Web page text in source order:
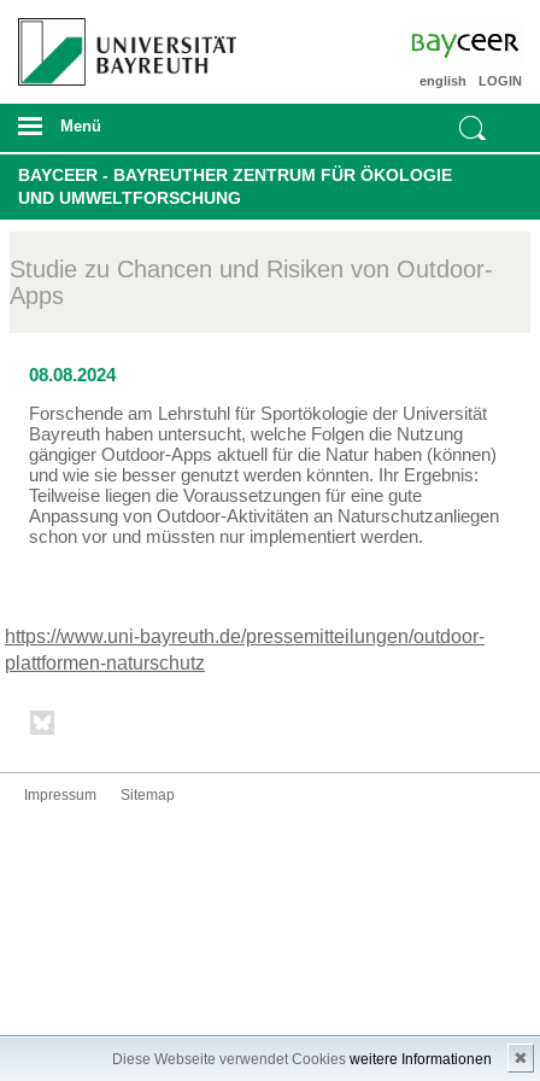
Diese Webseite verwendet Cookies weitere Informationen ✖
LOGIN
english
Menü
BAYCEER - BAYREUTHER ZENTRUM FÜR ÖKOLOGIE
UND UMWELTFORSCHUNG
Studie zu Chancen und Risiken von Outdoor-
Apps
08.08.2024
Forschende am Lehrstuhl für Sportökologie der Universität
Bayreuth haben untersucht, welche Folgen die Nutzung
gängiger Outdoor-Apps aktuell für die Natur haben (können)
und wie sie besser genutzt werden könnten. Ihr Ergebnis:
Teilweise liegen die Voraussetzungen für eine gute
Anpassung von Outdoor-Aktivitäten an Naturschutzanliegen
schon vor und müssten nur implementiert werden.
https://www.uni-bayreuth.de/pressemitteilungen/outdoor-
plattformen-naturschutz
Impressum Sitemap